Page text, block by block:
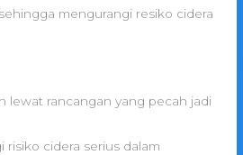
mengurangi resiko cidera
lewat rancangan yang pecah jadi
cidera serius dalam